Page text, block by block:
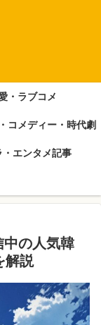
・ラブコメ
コメディー・時代劇
・エンタメ記事
中の人気韓
解説